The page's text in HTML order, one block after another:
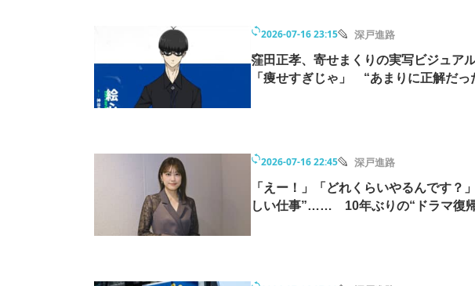
2026-07-16 23:15 深戸進路
窪田正孝、寄せまくりの実写ビジュア
「痩せすぎじゃ」 “あまりに正解だ
2026-07-16 22:45 深戸進路
「えー！」「どれくらいやるんです
しい仕事”…… 10年ぶりの“ドラマ復